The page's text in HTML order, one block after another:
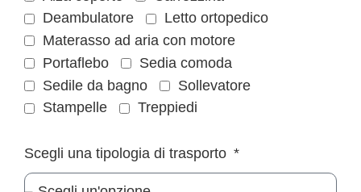
Deambulatore
Letto ortopedico
Materasso ad aria con motore
Portaflebo
Sedia comoda
Sedile da bagno
Sollevatore
Stampelle
Treppiedi
Scegli una tipologia di trasporto